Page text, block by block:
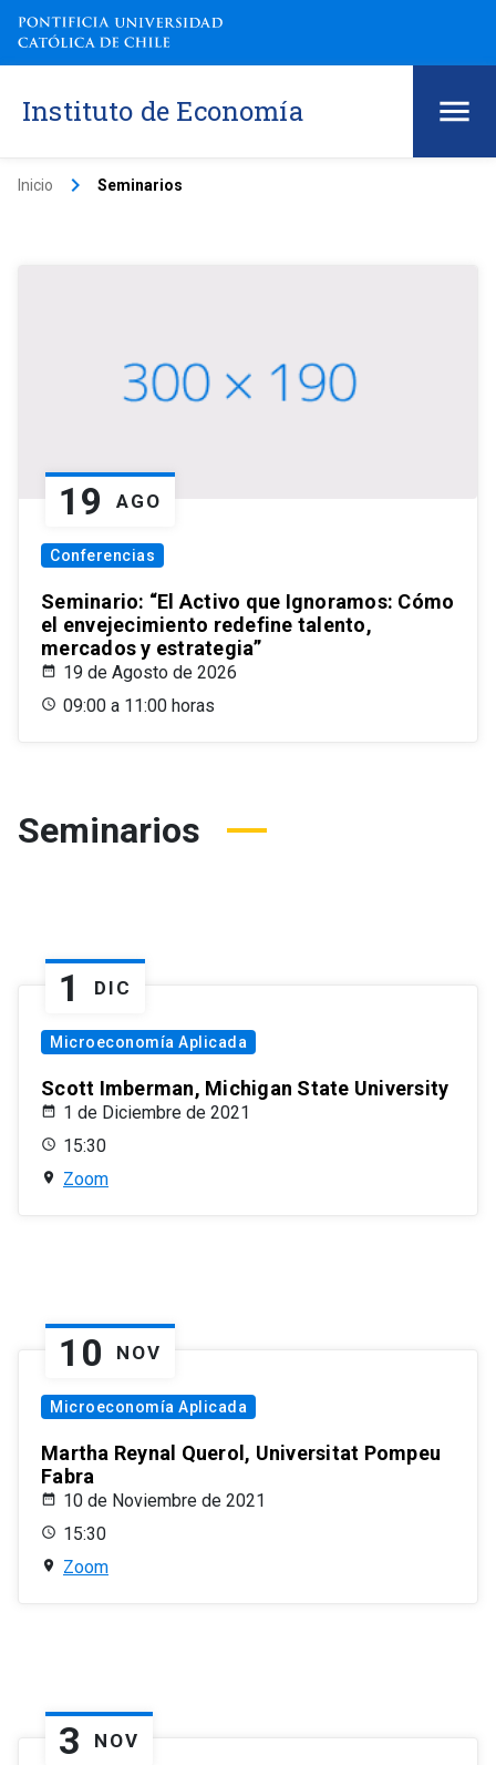
Instituto de Economía
Inicio keyboard_arrow_right Seminarios
19 AGO
Conferencias
Seminario: “El Activo que Ignoramos: Cómo
el envejecimiento redefine talento,
mercados y estrategia”
19 de Agosto de 2026
09:00 a 11:00 horas
Seminarios
1 DIC
Microeconomía Aplicada
Scott Imberman, Michigan State University
1 de Diciembre de 2021
15:30
Zoom
10 NOV
Microeconomía Aplicada
Martha Reynal Querol, Universitat Pompeu
Fabra
10 de Noviembre de 2021
15:30
Zoom
3 NOV